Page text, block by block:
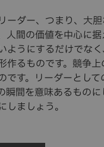
ーダー、つまり、大
人間の価値を中心に
ようにするだけでな
作るものです。競争
す。リーダーとして
瞬間を意味あるもの
ましょう。